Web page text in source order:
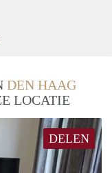
DEN HAAG
LOCATIE
DELEN